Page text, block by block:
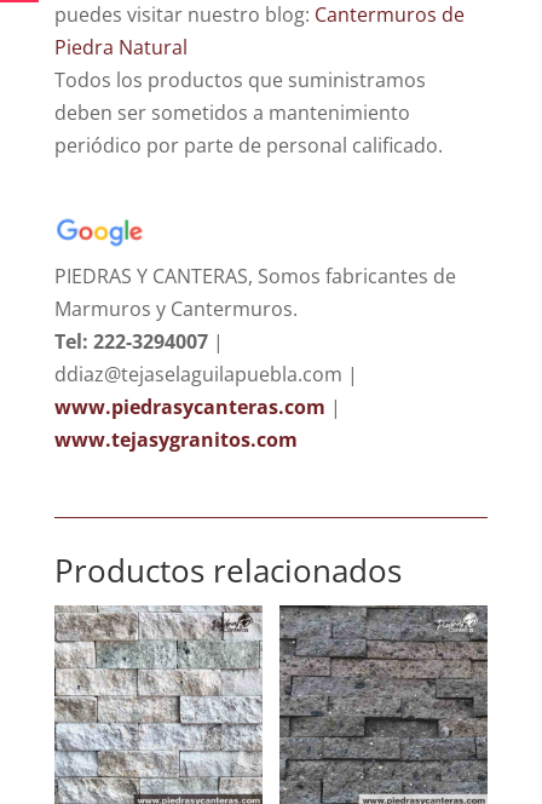
puedes visitar nuestro blog: Cantermuros de
Piedra Natural
Todos los productos que suministramos
deben ser sometidos a mantenimiento
periódico por parte de personal calificado.
PIEDRAS Y CANTERAS, Somos fabricantes de
Marmuros y Cantermuros.
Tel: 222-3294007|
ddiaz@tejaselaguilapuebla.com |
www.piedrasycanteras.com |
www.tejasygranitos.com
Productos relacionados